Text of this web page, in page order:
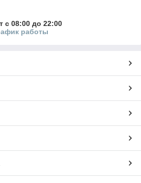
с 08:00 до 22:00
работы